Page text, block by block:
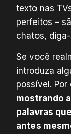
texto nas
perfeitos –
chatos,
Se você
introduza
possível.
mostrando
palavras
antes